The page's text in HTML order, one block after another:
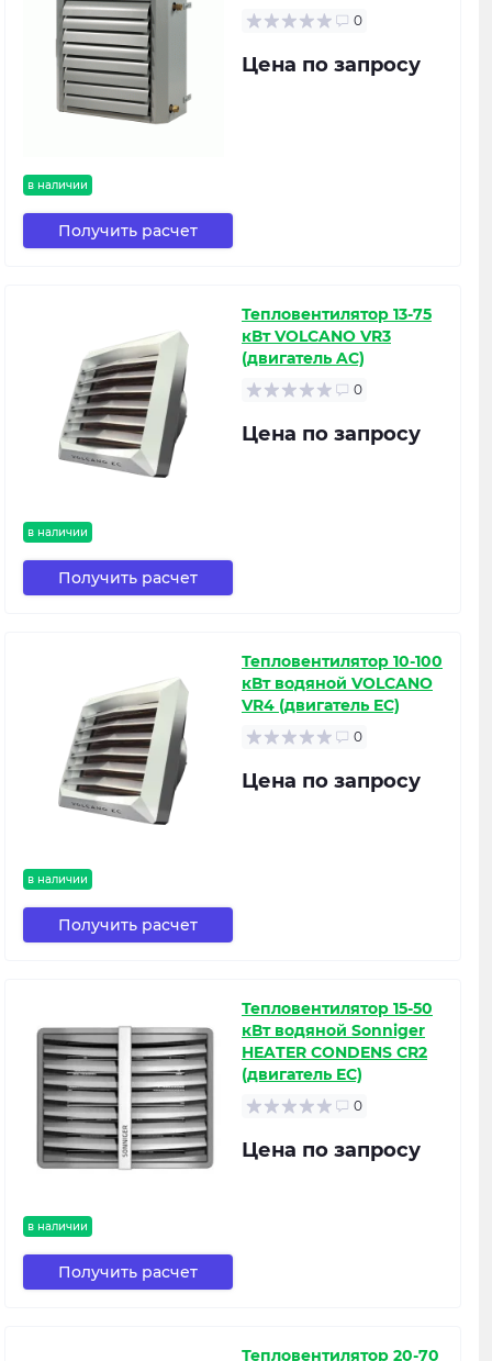
в наличии
0
Цена по запросу
Получить расчет
в наличии
Тепловентилятор 13-75
кВт VOLCANO VR3
(двигатель AC)
0
Цена по запросу
Получить расчет
в наличии
Тепловентилятор 10-100
кВт водяной VOLCANO
VR4 (двигатель EC)
0
Цена по запросу
Получить расчет
в наличии
Тепловентилятор 15-50
кВт водяной Sonniger
HEATER CONDENS CR2
(двигатель EC)
0
Цена по запросу
Получить расчет
Тепловентилятор 20-70